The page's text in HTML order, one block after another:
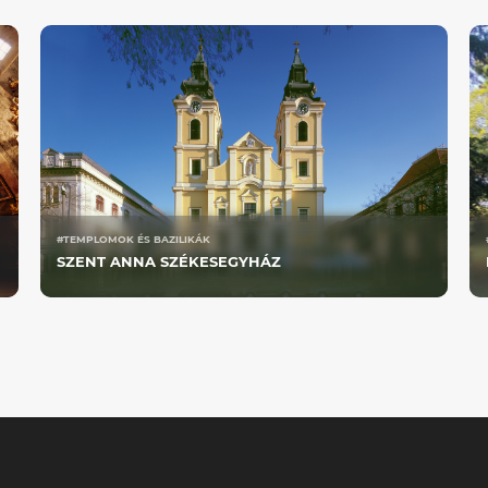
#TEMPLOMOK ÉS BAZILIKÁK
SZENT ANNA SZÉKESEGYHÁZ